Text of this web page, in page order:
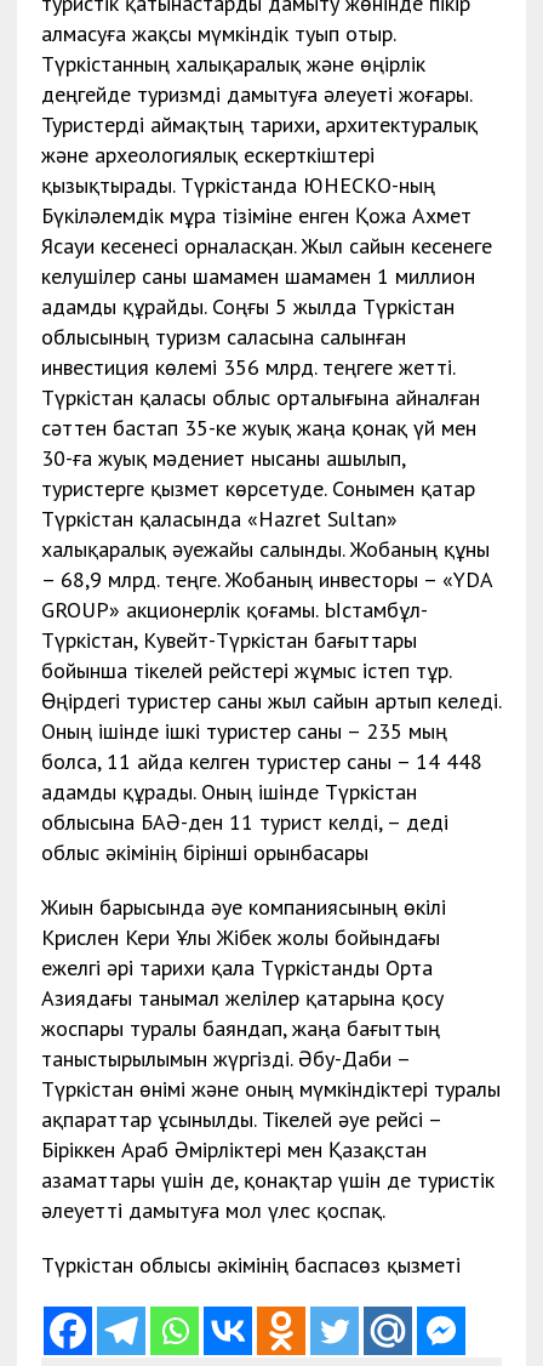
алмасуға жақсы мүмкіндік туып отыр.
Түркістанның халықаралық және өңірлік
деңгейде туризмді дамытуға әлеуеті жоғары.
Туристерді аймақтың тарихи, архитектуралық
және археологиялық ескерткіштері
қызықтырады. Түркістанда ЮНЕСКО-ның
Бүкіләлемдік мұра тізіміне енген Қожа Ахмет
Ясауи кесенесі орналасқан. Жыл сайын кесенеге
келушілер саны шамамен шамамен 1 миллион
адамды құрайды. Соңғы 5 жылда Түркістан
облысының туризм саласына салынған
инвестиция көлемі 356 млрд. теңгеге жетті.
Түркістан қаласы облыс орталығына айналған
сәттен бастап 35-ке жуық жаңа қонақ үй мен
30-ға жуық мәдениет нысаны ашылып,
туристерге қызмет көрсетуде. Сонымен қатар
Түркістан қаласында «Hazret Sultan»
халықаралық әуежайы салынды. Жобаның құны
– 68,9 млрд. теңге. Жобаның инвесторы – «YDA
GROUP» акционерлік қоғамы. Ыстамбұл-
Түркістан, Кувейт-Түркістан бағыттары
бойынша тікелей рейстері жұмыс істеп тұр.
Өңірдегі туристер саны жыл сайын артып келеді.
Оның ішінде ішкі туристер саны – 235 мың
болса, 11 айда келген туристер саны – 14 448
адамды құрады. Оның ішінде Түркістан
облысына БАӘ-ден 11 турист келді, – деді
облыс әкімінің бірінші орынбасары
Жиын барысында әуе компаниясының өкілі
Крислен Кери Ұлы Жібек жолы бойындағы
ежелгі әрі тарихи қала Түркістанды Орта
Азиядағы танымал желілер қатарына қосу
жоспары туралы баяндап, жаңа бағыттың
таныстырылымын жүргізді. Әбу-Даби –
Түркістан өнімі және оның мүмкіндіктері туралы
ақпараттар ұсынылды. Тікелей әуе рейсі –
Біріккен Араб Әмірліктері мен Қазақстан
азаматтары үшін де, қонақтар үшін де туристік
әлеуетті дамытуға мол үлес қоспақ.
Түркістан облысы әкімінің баспасөз қызметі